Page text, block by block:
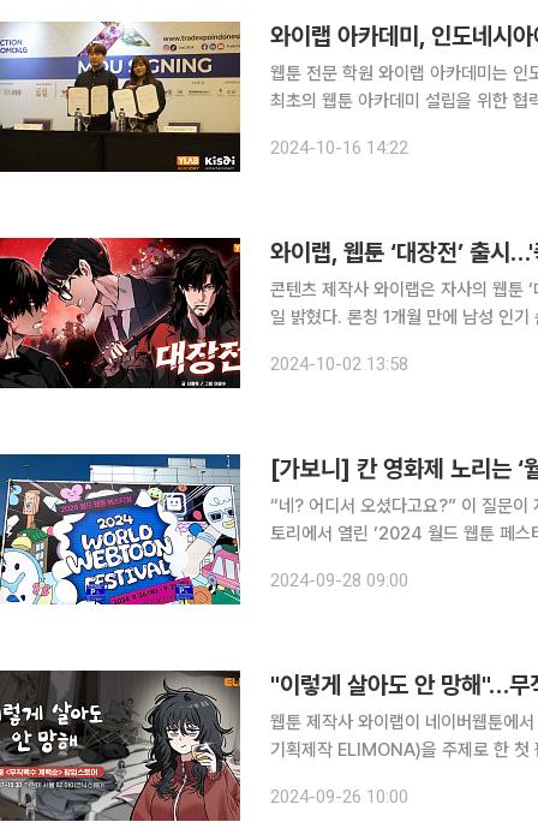
와이랩 아카데미, 인도네시
웹툰 전문 학원 와이랩 아카데미는 인
최초의 웹툰 아카데미 설립을 위한 협력 계약을 체
인도네시아 굴지의 웹툰 제작사다.
2024-10-16 14:22
와이랩, 웹툰 ‘대장전’ 출시
콘텐츠 제작사 와이랩은 자사의 웹툰
일 밝혔다. 론칭 1개월 만에 남성 인
화진까지 주역들이 한 자리에 모이는
2024-10-02 13:58
“네? 어디서 오셨다고요?” 이 질문이
토리에서 열린 ‘2024 월드 웹툰 페스
았다. 26일 기자는 2024 월드 웹툰
2024-09-28 09:00
"이렇게 살아도 안 망해"…무
웹툰 제작사 와이랩이 네이버웹툰에
기획제작 ELIMONA)을 주제로 한 첫
'이렇게 살아도 안 망해'라는 컨셉 아
2024-09-26 10:00